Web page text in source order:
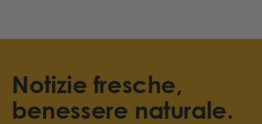
Notizie fresche,
benessere naturale.